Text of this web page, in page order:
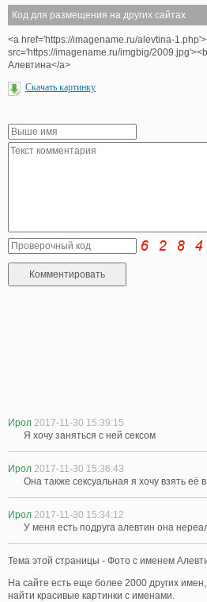
Код для размещения на других сайтах
<a href='https://imagename.ru/alevtina-
src='https://imagename.ru/imgbig/
Алевтина</a>
Скачать картинку
Ирол 2017-11-30 15:39:15
Я хочу заняться с ней сексом
Ирол 2017-11-30 15:36:43
Она также сексуальная я хочу взять её
Ирол 2017-11-30 15:34:12
У меня есть подруга алевтин она
Тема этой страницы - Фото с именем
На сайте есть еще более 2000 других
найти красивые картинки с именами.